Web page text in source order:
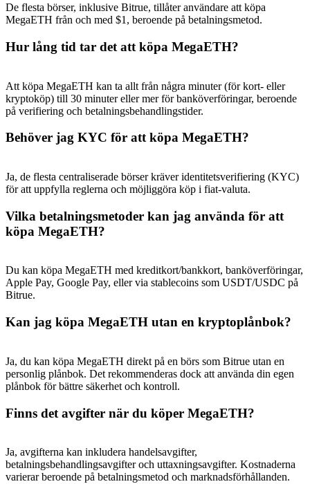
De flesta börser, inklusive Bitrue, tillåter användare att köpa
MegaETH från och med $1, beroende på betalningsmetod.
Hur lång tid tar det att köpa MegaETH?
Att köpa MegaETH kan ta allt från några minuter (för kort- eller
kryptoköp) till 30 minuter eller mer för banköverföringar, beroende
på verifiering och betalningsbehandlingstider.
Behöver jag KYC för att köpa MegaETH?
Ja, de flesta centraliserade börser kräver identitetsverifiering (KYC)
för att uppfylla reglerna och möjliggöra köp i fiat-valuta.
Vilka betalningsmetoder kan jag använda för att
köpa MegaETH?
Du kan köpa MegaETH med kreditkort/bankkort, banköverföringar,
Apple Pay, Google Pay, eller via stablecoins som USDT/USDC på
Bitrue.
Kan jag köpa MegaETH utan en kryptoplånbok?
Ja, du kan köpa MegaETH direkt på en börs som Bitrue utan en
personlig plånbok. Det rekommenderas dock att använda din egen
plånbok för bättre säkerhet och kontroll.
Finns det avgifter när du köper MegaETH?
Ja, avgifterna kan inkludera handelsavgifter,
betalningsbehandlingsavgifter och uttaxningsavgifter. Kostnaderna
varierar beroende på betalningsmetod och marknadsförhållanden.